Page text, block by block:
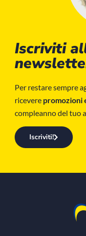
Iscriviti
Per restare sempre
ricevere promozioni
compleanno del tuo
Iscriviti!